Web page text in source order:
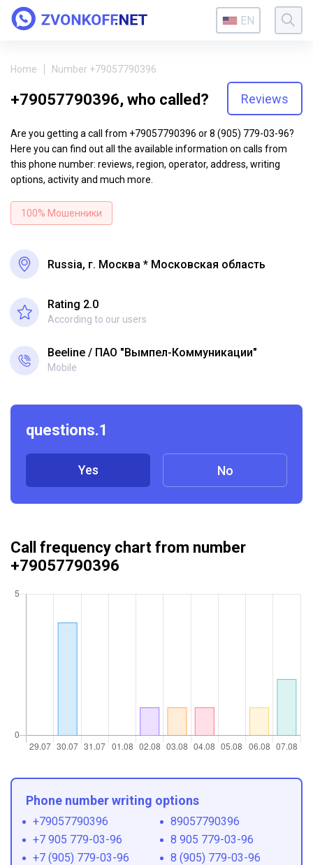
EN
Home Number +79057790396
+79057790396, who called? Reviews
Are you getting a call from +79057790396 or 8 (905) 779-03-96?
Here you can find out all the available information on calls from
this phone number: reviews, region, operator, address, writing
options, activity and much more.
100% Мошенники
Russia, г. Москва * Московская область
Rating 2.0
According to our users
Beeline ПАО "Вымпел-Коммуникации"
Mobile
questions.1
Yes No
Call frequency chart from number
+79057790396
Phone number writing options
+79057790396
89057790396
+7 905 779-03-96
8 905 779-03-96
+7 (905) 779-03-96
8 (905) 779-03-96